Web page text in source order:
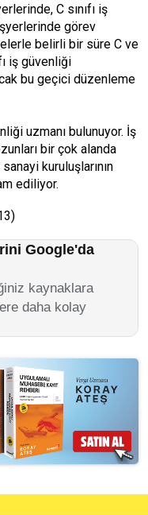
C sınıfı iş
görev
belirli bir süre C ve
iş güvenliği
bu geçici düzenleme
uzmanı bulunuyor. İş
bir çok alanda
kuruluşlarının
ediliyor.
Google'da
kaynaklara
daha kolay